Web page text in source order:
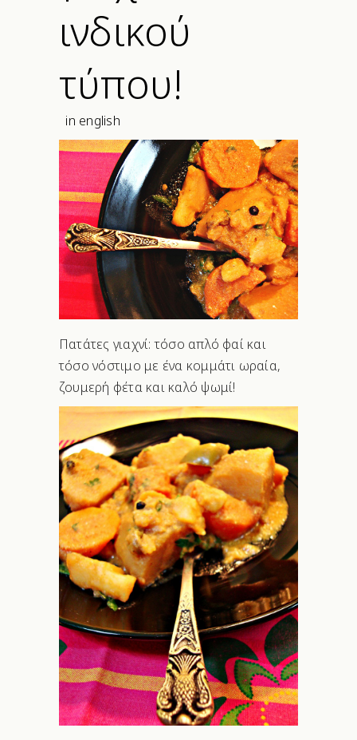
ινδικού
τύπου!
in english
Πατάτες γιαχνί: τόσο απλό φαί και
τόσο νόστιμο με ένα κομμάτι ωραία,
ζουμερή φέτα και καλό ψωμί!